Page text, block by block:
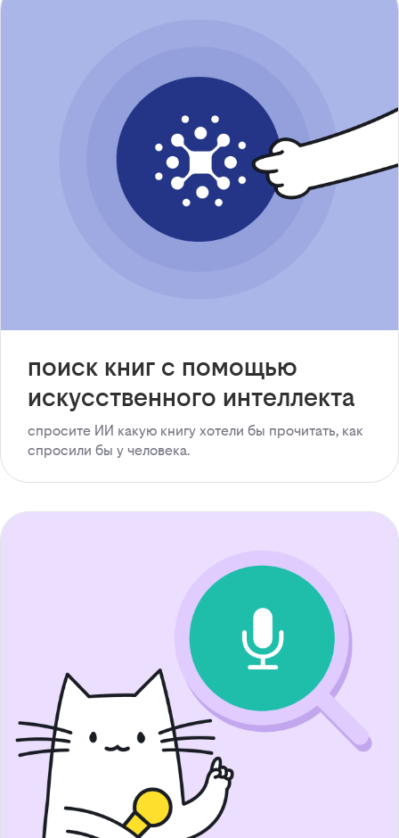
поиск книг с помощью
искусственного интеллекта
спросите ИИ какую книгу хотели бы прочитать, как
спросили бы у человека.